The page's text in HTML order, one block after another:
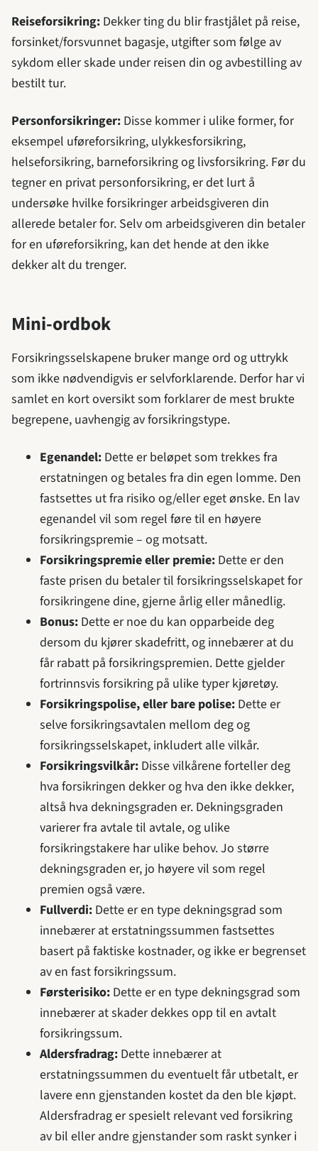
Reiseforsikring: Dekker ting du blir frastjålet på reise,
forsinket/forsvunnet bagasje, utgifter som følge av
sykdom eller skade under reisen din og avbestilling av
bestilt tur.
Personforsikringer: Disse kommer i ulike former, for
eksempel uføreforsikring, ulykkesforsikring,
helseforsikring, barneforsikring og livsforsikring. Før du
tegner en privat personforsikring, er det lurt å
undersøke hvilke forsikringer arbeidsgiveren din
allerede betaler for. Selv om arbeidsgiveren din betaler
for en uføreforsikring, kan det hende at den ikke
dekker alt du trenger.
Mini-ordbok
Forsikringsselskapene bruker mange ord og uttrykk
som ikke nødvendigvis er selvforklarende. Derfor har vi
samlet en kort oversikt som forklarer de mest brukte
begrepene, uavhengig av forsikringstype.
Egenandel: Dette er beløpet som trekkes fra
erstatningen og betales fra din egen lomme. Den
fastsettes ut fra risiko og/eller eget ønske. En lav
egenandel vil som regel føre til en høyere
forsikringspremie – og motsatt.
Forsikringspremie eller premie: Dette er den
faste prisen du betaler til forsikringsselskapet for
forsikringene dine, gjerne årlig eller månedlig.
Bonus: Dette er noe du kan opparbeide deg
dersom du kjører skadefritt, og innebærer at du
får rabatt på forsikringspremien. Dette gjelder
fortrinnsvis forsikring på ulike typer kjøretøy.
Forsikringspolise, eller bare polise: Dette er
selve forsikringsavtalen mellom deg og
forsikringsselskapet, inkludert alle vilkår.
Forsikringsvilkår: Disse vilkårene forteller deg
hva forsikringen dekker og hva den ikke dekker,
altså hva dekningsgraden er. Dekningsgraden
varierer fra avtale til avtale, og ulike
forsikringstakere har ulike behov. Jo større
dekningsgraden er, jo høyere vil som regel
premien også være.
Fullverdi: Dette er en type dekningsgrad som
innebærer at erstatningssummen fastsettes
basert på faktiske kostnader, og ikke er begrenset
av en fast forsikringssum.
Førsterisiko: Dette er en type dekningsgrad som
innebærer at skader dekkes opp til en avtalt
forsikringssum.
Aldersfradrag: Dette innebærer at
erstatningssummen du eventuelt får utbetalt, er
lavere enn gjenstanden kostet da den ble kjøpt.
Aldersfradrag er spesielt relevant ved forsikring
av bil eller andre gjenstander som raskt synker i